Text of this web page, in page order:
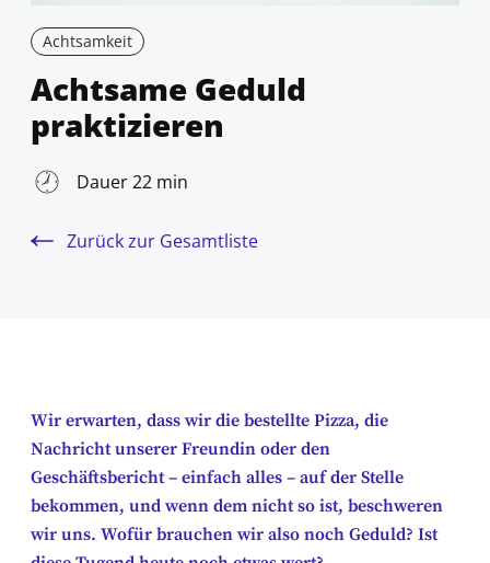
Achtsamkeit
Achtsame Geduld
praktizieren
Dauer 22 min
Zurück zur Gesamtliste
Wir erwarten, dass wir die bestellte Pizza, die
Nachricht unserer Freundin oder den
Geschäftsbericht – einfach alles – auf der Stelle
bekommen, und wenn dem nicht so ist, beschweren
wir uns. Wofür brauchen wir also noch Geduld? Ist